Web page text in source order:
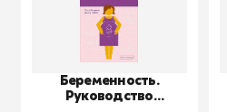
Беременность.
Руководство